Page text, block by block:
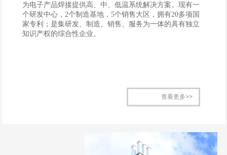
为电子产品焊接提供高、中、低温系统解决方案。现有一
个研发中心，2个制造基地，5个销售大区，拥有20多项国
家专利；是集研发、制造、销售、服务为一体的具有独立
知识产权的综合性企业。
查看更多>>